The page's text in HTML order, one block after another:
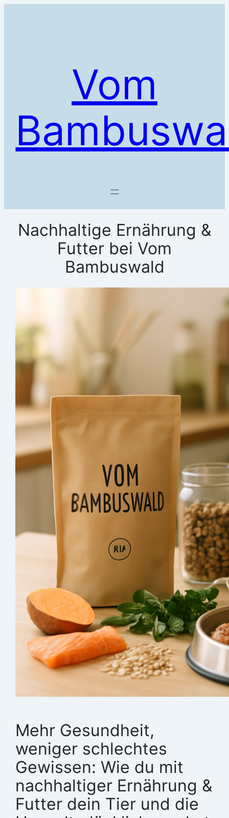
Vom
Nachhaltige Ernährung &
Futter bei Vom
Bambuswald
Mehr Gesundheit,
weniger schlechtes
Gewissen: Wie du mit
nachhaltiger Ernährung &
Futter dein Tier und die